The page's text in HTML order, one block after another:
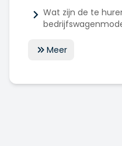
Wat zijn de te
Meer